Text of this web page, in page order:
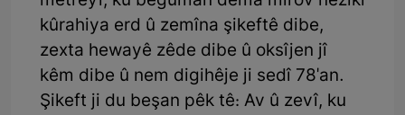
kûrahiya erd û zemîna şikeftê dibe,
zexta hewayê zêde dibe û oksîjen jî
kêm dibe û nem digihêje ji sedî 78'an.
Şikeft ji du beşan pêk tê: Av û zevî, ku